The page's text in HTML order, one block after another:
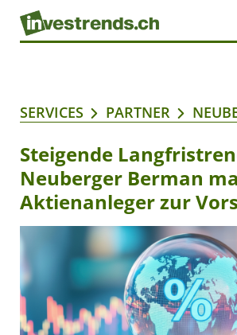
SERVICES PARTNER
Steigende
Neuberger Berman
Aktienanleger zur